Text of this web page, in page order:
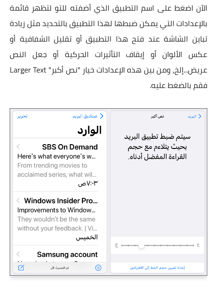
الآن اضغط على اسم التطبيق الذي أضفته للتو لتظهر قائمة
بالإعدادات التي يمكن ضبطها لهذا التطبيق بالتحديد مثل زيادة
تباين الشاشة عند فتح هذا التطبيق أو تقليل الشفافية أو
عكس الألوان أو إيقاف التأثيرات الحركية أو جعل النص
عريض...إلخ، ومن بين هذه الإعدادات خيار "نص أكبر" Larger Text
فقم بالضغط عليه.